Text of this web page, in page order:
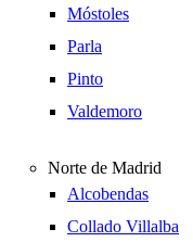
Móstoles
Parla
Pinto
Valdemoro
Norte de Madrid
Alcobendas
Collado Villalba